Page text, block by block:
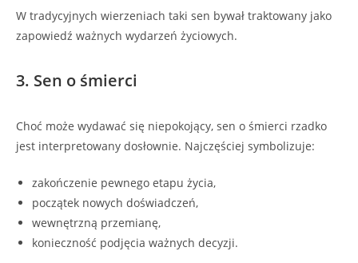
W tradycyjnych wierzeniach taki sen bywał traktowany jako
zapowiedź ważnych wydarzeń życiowych.
3. Sen o śmierci
Choć może wydawać się niepokojący, sen o śmierci rzadko
jest interpretowany dosłownie. Najczęściej symbolizuje:
zakończenie pewnego etapu życia,
początek nowych doświadczeń,
wewnętrzną przemianę,
konieczność podjęcia ważnych decyzji.